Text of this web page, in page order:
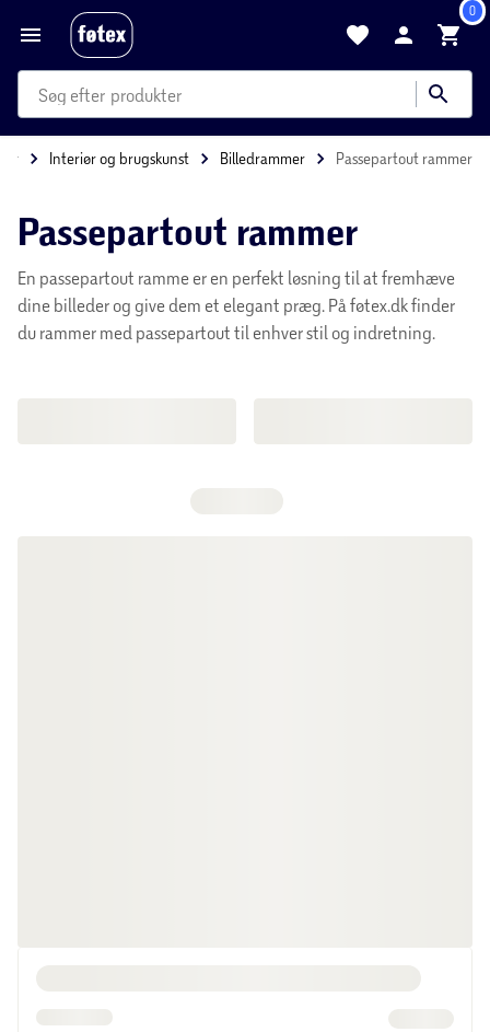
0
produkter
kategorier
mere end 35.000 varer
Interiør og brugskunst Billedrammer Passepartout rammer
Passepartout rammer
En passepartout ramme er en perfekt løsning til at fremhæve
dine billeder og give dem et elegant præg. På føtex.dk finder
du rammer med passepartout til enhver stil og indretning.